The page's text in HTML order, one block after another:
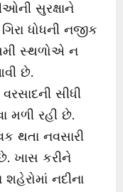
સુરક્ષાને
ધોધની નજીક
સ્થળોએ ન
છે.
સીધી
મળી રહી છે.
થતા નવસારી
ખાસ કરીને
નદીના